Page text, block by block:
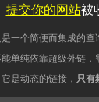
一个简便而集成的
能单纯依靠超级外链
是动态的链接， 只有
提交你的网站被